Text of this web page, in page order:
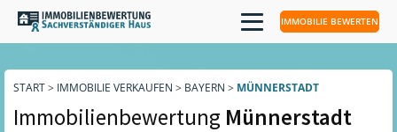
IMMOBILIE BEWERTEN
START> IMMOBILIE VERKAUFEN > BAYERN > MÜNNERSTADT
Immobilienbewertung Münnerstadt